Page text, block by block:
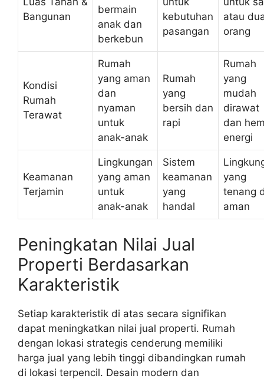
Bangunan
bermain
anak dan
berkebun
kebutuhan
pasangan
atau
orang
Kondisi
Rumah
Terawat
Rumah
yang aman
dan
nyaman
untuk
anak-anak
Rumah
yang
bersih dan
rapi
Rumah
yang
mudah
dirawat
dan
energi
Keamanan
Terjamin
Lingkungan
yang aman
untuk
anak-anak
Sistem
keamanan
yang
handal
yang
tenang
aman
Peningkatan Nilai Jual
Properti Berdasarkan
Karakteristik
Setiap karakteristik di atas secara signifikan
dapat meningkatkan nilai jual properti. Rumah
dengan lokasi strategis cenderung memiliki
harga jual yang lebih tinggi dibandingkan rumah
di lokasi terpencil. Desain modern dan